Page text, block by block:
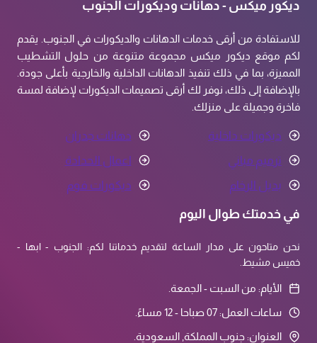
ديكور ميكس - دهانات وديكورات الجنوب
للاستفادة من أرقى خدمات الدهانات والديكورات في الجنوب. يقدم
لكم موقع ديكور ميكس مجموعة متنوعة من حلول التشطيب
المميزة، بما في ذلك تنفيذ الدهانات الداخلية والخارجية بأعلى جودة.
بالإضافة إلى ذلك، نوفر لك أرقى تصميمات الديكورات لإضافة لمسة
فاخرة وجميلة على منزلك.
ديكورات داخلية
دهانات جدران
ترميم مباني
اعمال الحدادة
بديل الرخام
ديكورات فوم
في خدمتك طوال اليوم
نحن متاحون على مدار الساعة لتقديم خدماتنا لكم: الجنوب - ابها -
خميس مشيط.
الأيام: من السبت - الجمعة.
ساعات العمل: 07 صباحا - 12 مساءً.
العنوان: جنوب المملكة, السعودية.